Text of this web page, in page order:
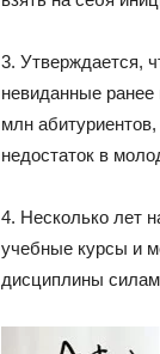
3. Утверждается,
невиданные
млн
недостаток в
4. Несколько лет
учебные курсы и
дисциплины